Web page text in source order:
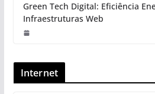
Green Tech Digital: Eficiência
Infraestruturas Web
Internet